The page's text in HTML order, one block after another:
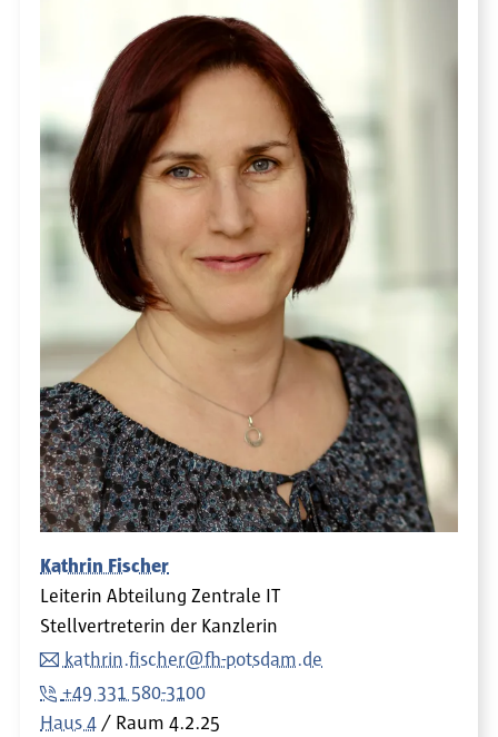
Kathrin Fischer
Leiterin Abteilung Zentrale IT
Stellvertreterin der Kanzlerin
kathrin.fischer@fh-potsdam.de
+49 331 580-3100
Haus 4
Raum 4.2.25